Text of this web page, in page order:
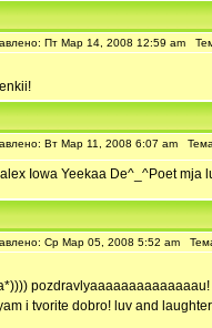
Пт Мар 14, 2008 12:59 am
Вт Мар 11, 2008 6:07 am
Iowa Yeekaa De^_^Poet mja
Ср Мар 05, 2008 5:52 am
i tvorite dobro! luv and laughter